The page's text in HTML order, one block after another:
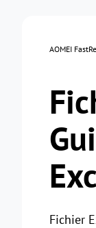
AOMEI
Fichier